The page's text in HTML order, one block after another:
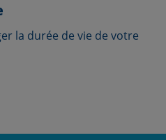
la durée de vie de votre